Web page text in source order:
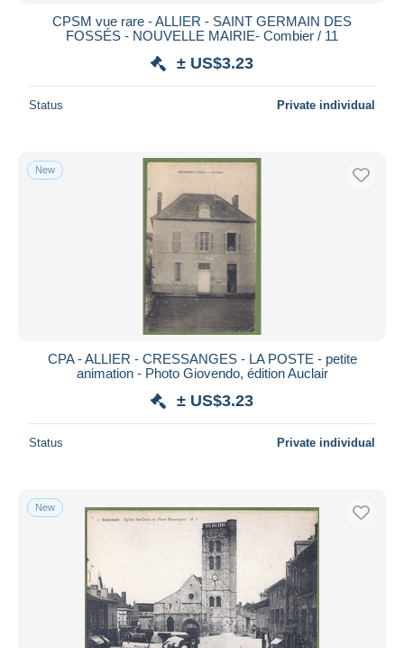
CPSM vue rare - ALLIER - SAINT GERMAIN DES
FOSSÉS - NOUVELLE MAIRIE- Combier / 11
± US$3.23
Status Private individual
New
CPA - ALLIER - CRESSANGES - LA POSTE - petite
animation - Photo Giovendo, édition Auclair
± US$3.23
Status Private individual
New